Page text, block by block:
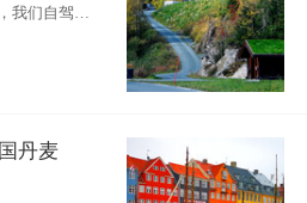
我们自驾游
丹麦